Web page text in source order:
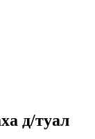
д/туал